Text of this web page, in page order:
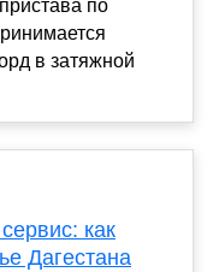
по
в затяжной
как
Дагестана